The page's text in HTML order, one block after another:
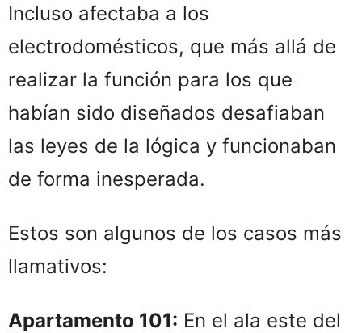
Incluso afectaba a los
electrodomésticos, que más allá de
realizar la función para los que
habían sido diseñados desafiaban
las leyes de la lógica y funcionaban
de forma inesperada.
Estos son algunos de los casos más
llamativos:
Apartamento 101: En el ala este del